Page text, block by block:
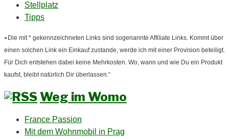
Stellplatz
Tipps
٭Die mit * gekennzeichneten Links sind sogenannte Affiliate Links. Kommt über
einen solchen Link ein Einkauf zustande, werde ich mit einer Provision beteiligt.
Für Dich entstehen dabei keine Mehrkosten. Wo, wann und wie Du ein Produkt
kaufst, bleibt natürlich Dir überlassen.“
Weg im Womo
France Passion
Mit dem Wohnmobil in Prag